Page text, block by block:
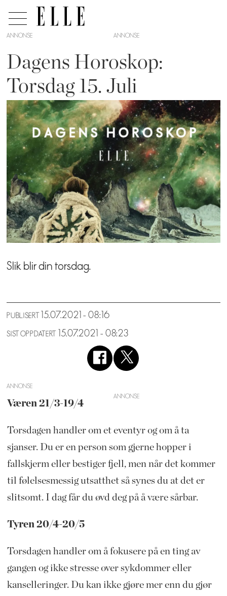
ANNONSE
Dagens Horoskop:
Torsdag 15. Juli
Slik blir din torsdag.
PUBLISERT 15.07.2021 - 08:16
SIST OPPDATERT 15.07.2021 - 08:23
ANNONSE
Væren 21/3-19/4
Torsdagen handler om et eventyr og om å ta
sjanser. Du er en person som gjerne hopper i
fallskjerm eller bestiger fjell, men når det kommer
til følelsesmessig utsatthet så synes du at det er
slitsomt. I dag får du øvd deg på å være sårbar.
Tyren 20/4-20/5
Torsdagen handler om å fokusere på en ting av
gangen og ikke stresse over sykdommer eller
kanselleringer. Du kan ikke gjøre mer enn du gjør